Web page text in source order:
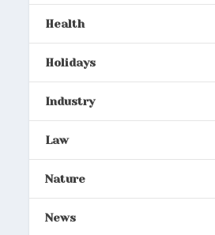
Health
Holidays
Industry
Law
Nature
News